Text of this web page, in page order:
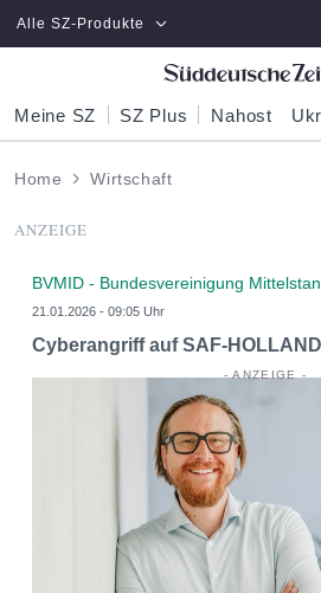
Zum Hauptinhalt springen
Alle SZ-Produkte
Meine SZ SZ Plus Nahost
Home Wirtschaft
ANZEIGE
BVMID - Bundesvereinigung
21.01.2026 - 09:05 Uhr
Cyberangriff auf SAF-HOLLAND